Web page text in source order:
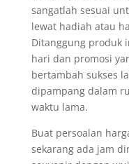
sangatlah sesuai
lewat hadiah atau
Ditanggung produk
hari dan promosi
bertambah sukses
dipampang dalam
waktu lama.
Buat persoalan
sekarang ada jam